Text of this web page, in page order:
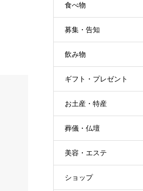
食べ物
募集・告知
飲み物
ギフト・プレゼント
お土産・特産
葬儀・仏壇
美容・エステ
ショップ